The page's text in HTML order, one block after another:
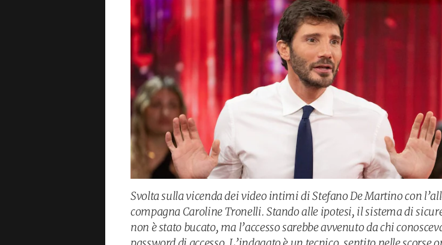
Svolta sulla vicenda dei video intimi di Stefano De Martino con
compagna Caroline Tronelli. Stando alle ipotesi, il sistema di
non è stato bucato, ma l’accesso sarebbe avvenuto da chi